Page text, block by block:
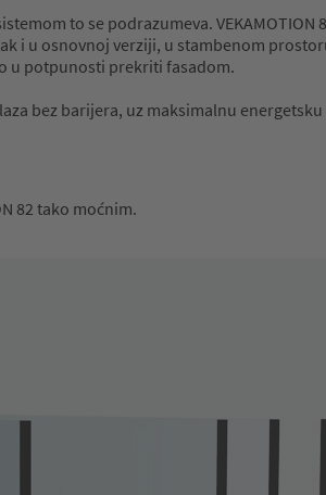
to se podrazumeva.
u osnovnoj verziji, u stambenom
u potpunosti prekriti fasadom.
bez barijera, uz maksimalnu
82 tako moćnim.